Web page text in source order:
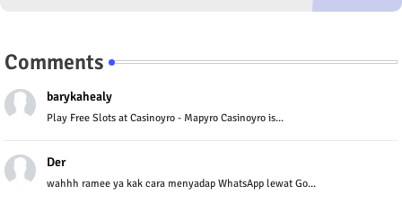
Comments
barykahealy
Play Free Slots at Casinoyro - Mapyro Casinoyro is...
Der
wahhh ramee ya kak cara menyadap WhatsApp lewat Go...